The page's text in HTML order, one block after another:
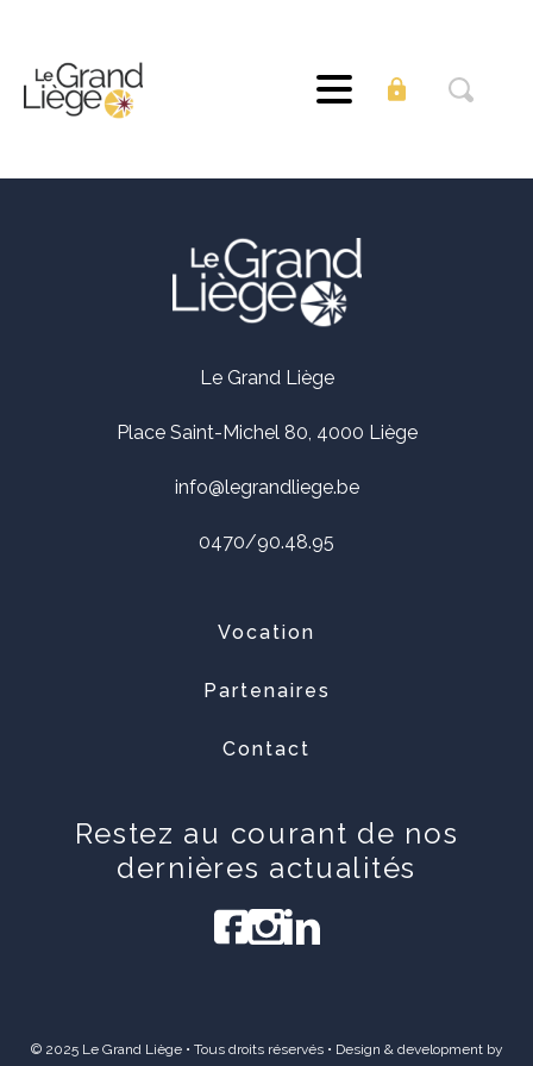
Le Grand Liège
Place Saint-Michel 80, 4000 Liège
info@legrandliege.be
0470/90.48.95
Vocation
Partenaires
Contact
Restez au courant de nos
dernières actualités
© 2025 Le Grand Liège • Tous droits réservés • Design & development by